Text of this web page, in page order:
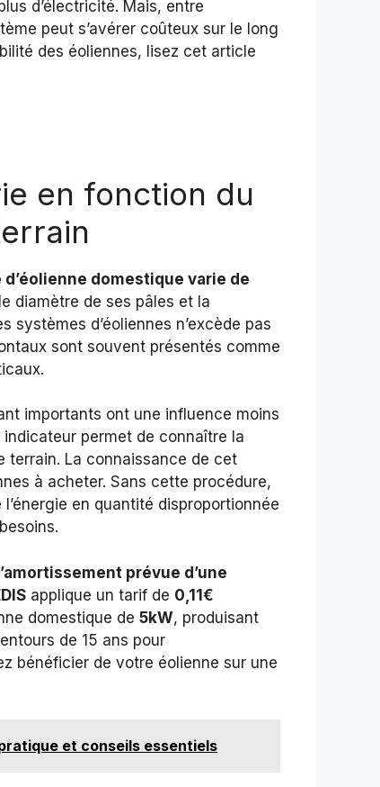
d’électricité. Mais, entre
peut s’avérer coûteux sur le long
des éoliennes, lisez cet article
en fonction du
d’éolienne domestique varie de
diamètre de ses pâles et la
systèmes d’éoliennes n’excède pas
sont souvent présentés comme
importants ont une influence moins
indicateur permet de connaître la
terrain. La connaissance de cet
à acheter. Sans cette procédure,
en quantité disproportionnée
prévue d’une
applique un tarif de 0,11€
domestique de 5kW, produisant
de 15 ans pour
bénéficier de votre éolienne sur une
et conseils essentiels